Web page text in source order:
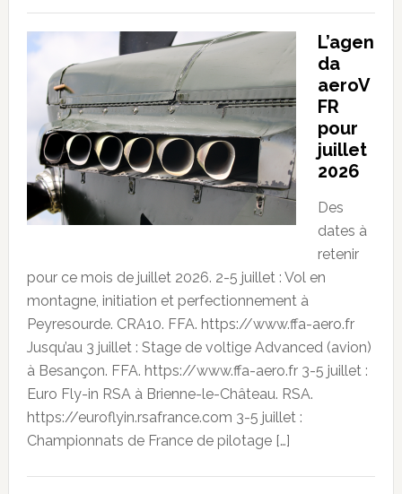
L’agen
da
aeroV
FR
pour
juillet
2026
Des
dates à
retenir
pour ce mois de juillet 2026. 2-5 juillet : Vol en
montagne, initiation et perfectionnement à
Peyresourde. CRA10. FFA. https://www.ffa-aero.fr
Jusqu’au 3 juillet : Stage de voltige Advanced (avion)
à Besançon. FFA. https://www.ffa-aero.fr 3-5 juillet :
Euro Fly-in RSA à Brienne-le-Château. RSA.
https://euroflyin.rsafrance.com 3-5 juillet :
Championnats de France de pilotage […]